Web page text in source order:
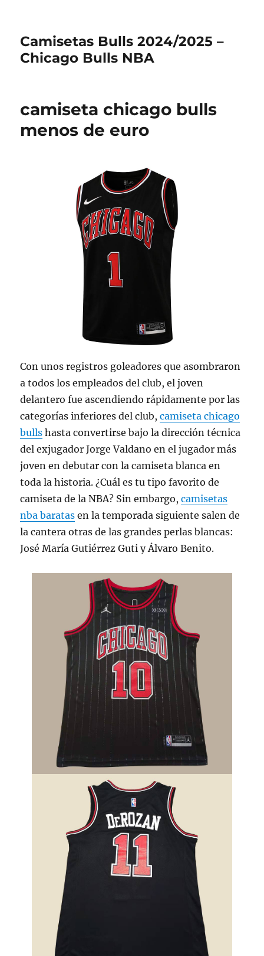
Camisetas Bulls 2024/2025 –
Chicago Bulls NBA
camiseta chicago bulls
menos de euro
Con unos registros goleadores que asombraron
a todos los empleados del club, el joven
delantero fue ascendiendo rápidamente por las
categorías inferiores del club,camiseta chicago
bulls hasta convertirse bajo la dirección técnica
del exjugador Jorge Valdano en el jugador más
joven en debutar con la camiseta blanca en
toda la historia. ¿Cuál es tu tipo favorito de
camiseta de la NBA? Sin embargo,camisetas
nba baratas en la temporada siguiente salen de
la cantera otras de las grandes perlas blancas:
José María Gutiérrez Guti y Álvaro Benito.